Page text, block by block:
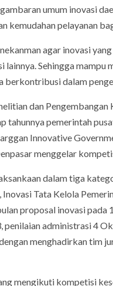
umum inovasi
kemudahan pelayanan
agar inovasi
lainnya. Sehingga
berkontribusi dalam
dan
tahunnya pemerintah
Innovative
menggelar
dalam tiga
Inovasi Tata Kelola
proposal inovasi pada
administrasi 4
menghadirkan tim
mengikuti kompetisi